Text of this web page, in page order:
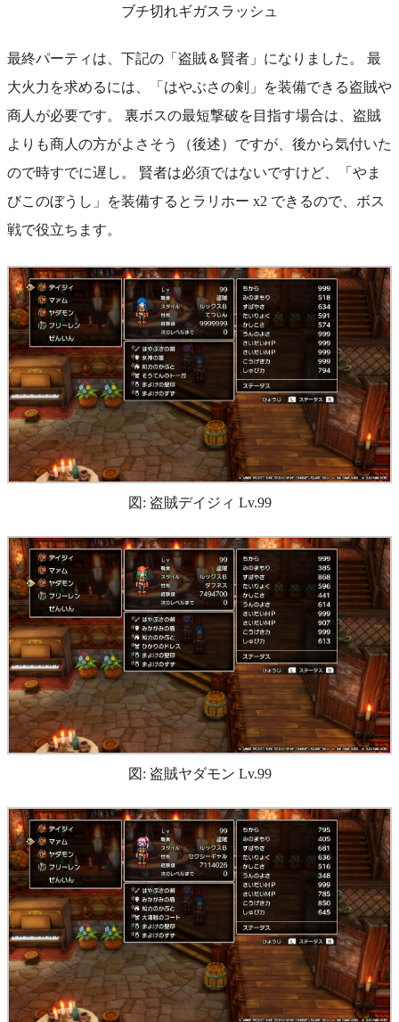
ブチ切れギガスラッシュ
最終パーティは、下記の「盗賊＆賢者」になりました。 最
大火力を求めるには、「はやぶさの剣」を装備できる盗賊や
商人が必要です。 裏ボスの最短撃破を目指す場合は、盗賊
よりも商人の方がよさそう（後述）ですが、後から気付いた
ので時すでに遅し。 賢者は必須ではないですけど、「やま
びこのぼうし」を装備するとラリホー x2 できるので、ボス
戦で役立ちます。
図: 盗賊デイジィ Lv.99
図: 盗賊ヤダモン Lv.99